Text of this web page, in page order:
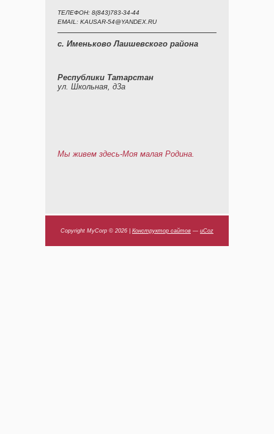
ТЕЛЕФОН: 8(843)783-34-44
EMAIL: KAUSAR-54@YANDEX.RU
с. Именьково Лаишевского района
Республики Татарстан
ул. Школьная, д3а
Мы живем здесь-Моя малая Родина.
Copyright MyCorp © 2026 Конструктор сайтов — uCoz